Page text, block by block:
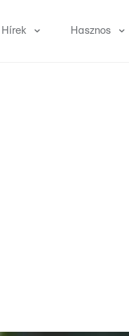
Hírek Hasznos